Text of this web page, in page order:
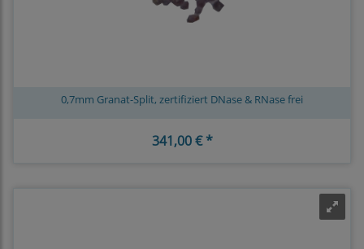
0,7mm Granat-Split, zertifiziert DNase & RNase frei
341,00 € *